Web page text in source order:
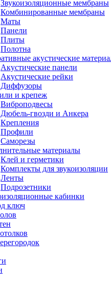
Звукоизоляционные мембраны
Комбинированные мембраны
Маты
Панели
Плиты
Полотна
акустические
Акустические панели
Акустические рейки
Диффузоры
и крепеж
Виброподвесы
Дюбель-гвозди и Анкера
Крепления
Профили
Саморезы
материалы
Клей и герметики
Комплекты для звукоизоляции
Ленты
Подрозетники
кабинки
ключ